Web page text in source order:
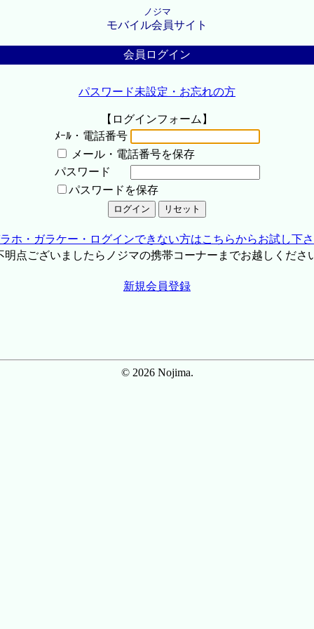
ノジマ
モバイル会員サイト
会員ログイン
パスワード未設定・お忘れの方
【ログインフォーム】
ﾒｰﾙ・電話番号
メール・電話番号を保存
パスワード
パスワードを保存
ホ・ガラケー・ログインできない方はこちらからお試し下
点ございましたらノジマの携帯コーナーまでお越しくださ
新規会員登録
© 2026 Nojima.